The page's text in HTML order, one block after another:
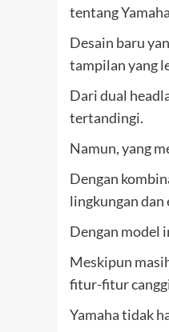
tentang
Desain baru
tampilan yang
Dari dual
tertandingi.
Namun, yang
Dengan
lingkungan dan
Dengan model
Meskipun
fitur-fitur
Yamaha tidak